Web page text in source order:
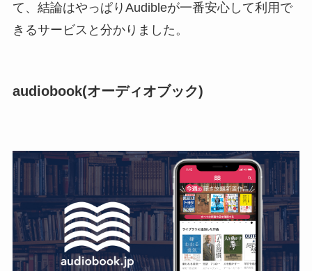
て、結論はやっぱりAudibleが一番安心して利用で
きるサービスと分かりました。
audiobook(オーディオブック)